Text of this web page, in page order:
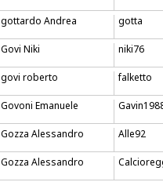
gottardo Andrea gotta
Govi Niki niki76
govi roberto falketto
Govoni Emanuele
Gozza Alessandro Alle92
Gozza Alessandro